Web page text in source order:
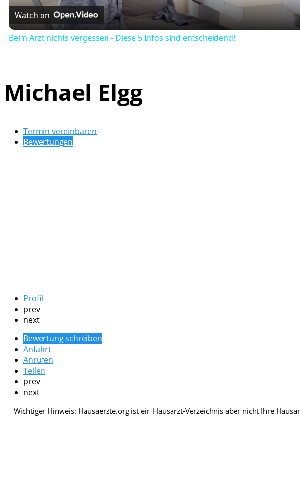
Watch on
Beim Arzt nichts vergessen - Diese 5 Infos sind entscheidend!
Michael Elgg
Termin vereinbaren
Bewertungen
Profil
prev
next
Bewertung schreiben
Anfahrt
Anrufen
Teilen
prev
next